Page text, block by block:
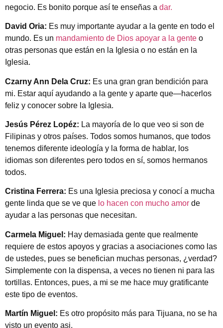
negocio. Es bonito porque así te enseñas a dar.
David Oria: Es muy importante ayudar a la gente en todo el
mundo. Es un mandamiento de Dios apoyar a la gente o
otras personas que están en la Iglesia o no están en la
Iglesia.
Czarny Ann Dela Cruz: Es una gran gran bendición para
mi. Estar aquí ayudando a la gente y aparte que—hacerlos
feliz y conocer sobre la Iglesia.
Jesús Pérez Lopéz: La mayoría de lo que veo si son de
Filipinas y otros países. Todos somos humanos, que todos
tenemos diferente ideología y la forma de hablar, los
idiomas son diferentes pero todos en sí, somos hermanos
todos.
Cristina Ferrera: Es una Iglesia preciosa y conocí a mucha
gente linda que se ve que lo hacen con mucho amor de
ayudar a las personas que necesitan.
Carmela Miguel: Hay demasiada gente que realmente
requiere de estos apoyos y gracias a asociaciones como las
de ustedes, pues se benefician muchas personas, ¿verdad?
Simplemente con la dispensa, a veces no tienen ni para las
tortillas. Entonces, pues, a mi se me hace muy gratificante
este tipo de eventos.
Martín Miguel: Es otro propósito más para Tijuana, no se ha
visto un evento asi.